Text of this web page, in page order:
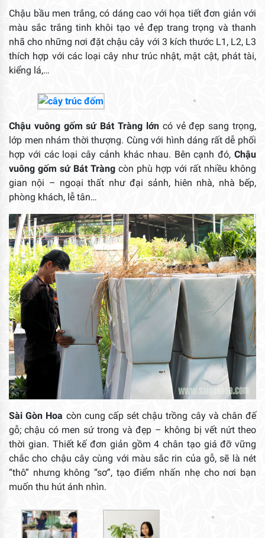
Chậu bầu men trắng, có dáng cao với họa tiết đơn giản với
màu sắc trắng tinh khôi tạo vẻ đẹp trang trọng và thanh
nhã cho những nơi đặt chậu cây với 3 kích thước L1, L2, L3
thích hợp với các loại cây như trúc nhật, mật cật, phát tài,
kiểng lá,…
Chậu vuông gốm sứ Bát Tràng lớncó vẻ đẹp sang trọng,
lớp men nhám thời thượng. Cùng với hình dáng rất dễ phối
hợp với các loại cây cảnh khác nhau. Bên cạnh đó, Chậu
vuông gốm sứ Bát Tràng còn phù hợp với rất nhiều không
gian nội – ngoại thất như đại sảnh, hiên nhà, nhà bếp,
phòng khách, lễ tân…
Sài Gòn Hoa còn cung cấp sét chậu trồng cây và chân đế
gỗ; chậu có men sứ trong và đẹp – không bị vết nứt theo
thời gian. Thiết kế đơn giản gồm 4 chân tạo giá đỡ vững
chắc cho chậu cây cùng với màu sắc rin của gỗ, sẽ là nét
“thô” nhưng không “sơ”, tạo điểm nhấn nhẹ cho nơi bạn
muốn thu hút ánh nhìn.